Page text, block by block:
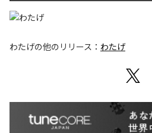
わたげの他のリリース： わたげ